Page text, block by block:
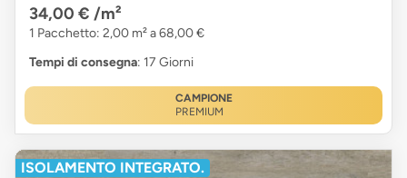
34,00 € /m²
1 Pacchetto: 2,00 m² a 68,00 €
Tempi di consegna: 17 Giorni
CAMPIONE
PREMIUM
ISOLAMENTO INTEGRATO.